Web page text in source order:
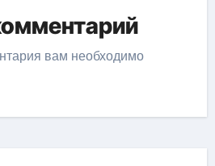
вам необходимо